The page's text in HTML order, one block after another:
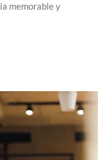
memorable y